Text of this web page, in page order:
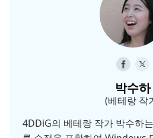
박수하
(베테랑 작
4DDiG의 베테랑 작가 박수하